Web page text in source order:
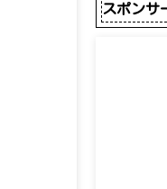
スポンサ